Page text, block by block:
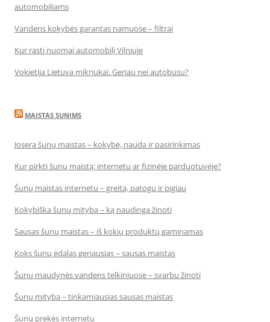
automobiliams
Vandens kokybės garantas namuose – filtrai
Kur rasti nuomai automobilį Vilniuje
Vokietija Lietuva mikriukai. Geriau nei autobusu?
MAISTAS SUNIMS
Josera šunų maistas – kokybė, nauda ir pasirinkimas
Kur pirkti šunų maistą: internetu ar fizinėje parduotuvėje?
Šunų maistas internetu – greita, patogu ir pigiau
Kokybiška šunų mityba – ką naudinga žinoti
Sausas šunų maistas – iš kokių produktų gaminamas
Koks šunų ėdalas geriausias – sausas maistas
Šunų maudynės vandens telkiniuose – svarbu žinoti
Šunų mityba – tinkamiausias sausas maistas
Šunų prekės internetu